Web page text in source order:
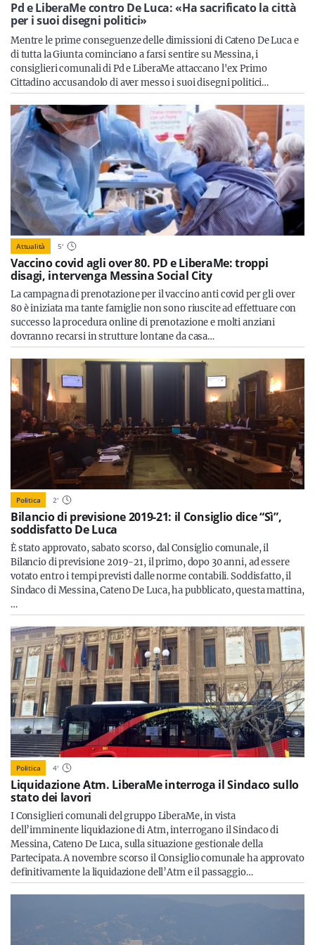
Servizi
Resta sempre aggiornato con le ultime news, iscriviti alla
nostra newsletter
Iscriviti
Pd e LiberaMe contro De Luca: «Ha sacrificato la città
per i suoi disegni politici»
Mentre le prime conseguenze delle dimissioni di Cateno De Luca e
di tutta la Giunta cominciano a farsi sentire su Messina, i
consiglieri comunali di Pd e LiberaMe attaccano l'ex Primo
Cittadino accusandolo di aver messo i suoi disegni politici…
Attualità 5'
Vaccino covid agli over 80. PD e LiberaMe: troppi
disagi, intervenga Messina Social City
La campagna di prenotazione per il vaccino anti covid per gli over
80 è iniziata ma tante famiglie non sono riuscite ad effettuare con
successo la procedura online di prenotazione e molti anziani
dovranno recarsi in strutture lontane da casa…
Politica 2'
Bilancio di previsione 2019-21: il Consiglio dice “Sì”,
soddisfatto De Luca
È stato approvato, sabato scorso, dal Consiglio comunale, il
Bilancio di previsione 2019-21, il primo, dopo 30 anni, ad essere
votato entro i tempi previsti dalle norme contabili. Soddisfatto, il
Sindaco di Messina, Cateno De Luca, ha pubblicato, questa mattina,
…
Politica 4'
Liquidazione Atm. LiberaMe interroga il Sindaco sullo
stato dei lavori
I Consiglieri comunali del gruppo LiberaMe, in vista
dell’imminente liquidazione di Atm, interrogano il Sindaco di
Messina, Cateno De Luca, sulla situazione gestionale della
Partecipata. A novembre scorso il Consiglio comunale ha approvato
definitivamente la liquidazione dell’Atm e il passaggio…